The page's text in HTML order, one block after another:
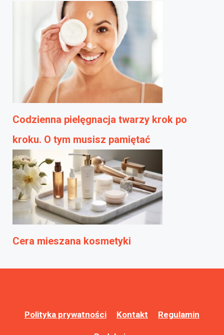
Codzienna pielęgnacja twarzy krok po
kroku. O tym musisz pamiętać
Cera mieszana kosmetyki
Polityka prywatności Kontakt Regulamin